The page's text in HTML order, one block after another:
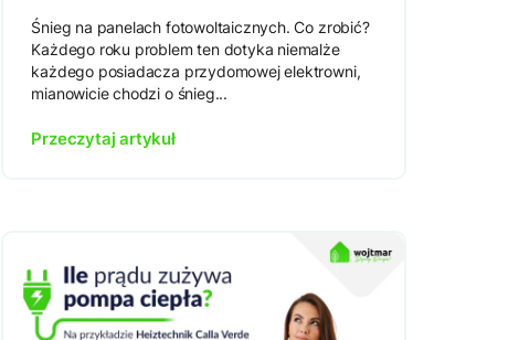
Śnieg na panelach fotowoltaicznych. Co zrobić?
Każdego roku problem ten dotyka niemalże
każdego posiadacza przydomowej elektrowni,
mianowicie chodzi o śnieg...
Przeczytaj artykuł